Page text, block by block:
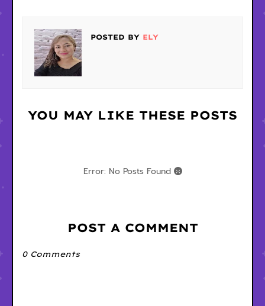
POSTED BY ELY
YOU MAY LIKE THESE POSTS
Error: No Posts Found
POST A COMMENT
0 Comments